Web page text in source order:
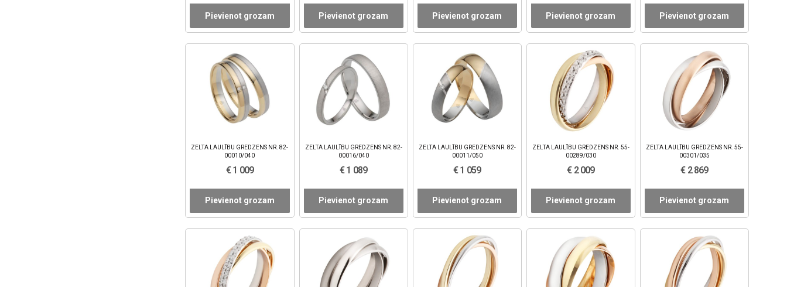
Pievienot grozam Pievienot grozam Pievienot grozam Pievienot grozam Pievienot grozam
ZELTA LAULĪBU GREDZENS NR. 82-
00010/040
€ 1 009
Pievienot grozam
ZELTA LAULĪBU GREDZENS NR. 82-
00016/040
€ 1 089
Pievienot grozam
ZELTA LAULĪBU GREDZENS NR. 82-
00011/050
€ 1 059
Pievienot grozam
ZELTA LAULĪBU GREDZENS NR. 55-
00289/030
€ 2 009
Pievienot grozam
ZELTA LAULĪBU GREDZENS NR. 55-
00301/035
€ 2 869
Pievienot grozam